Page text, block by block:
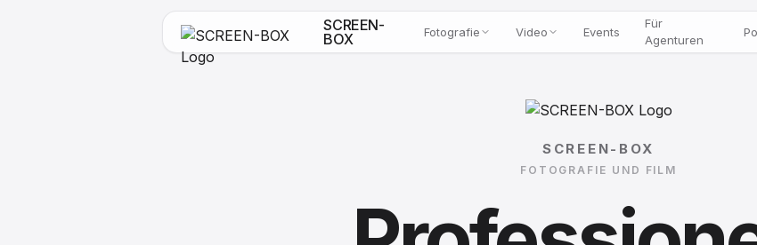
SCREEN-
BOX
Fotografie Video Events
Für
Agenturen
SCREEN-BOX
FOTOGRAFIE UND FILM